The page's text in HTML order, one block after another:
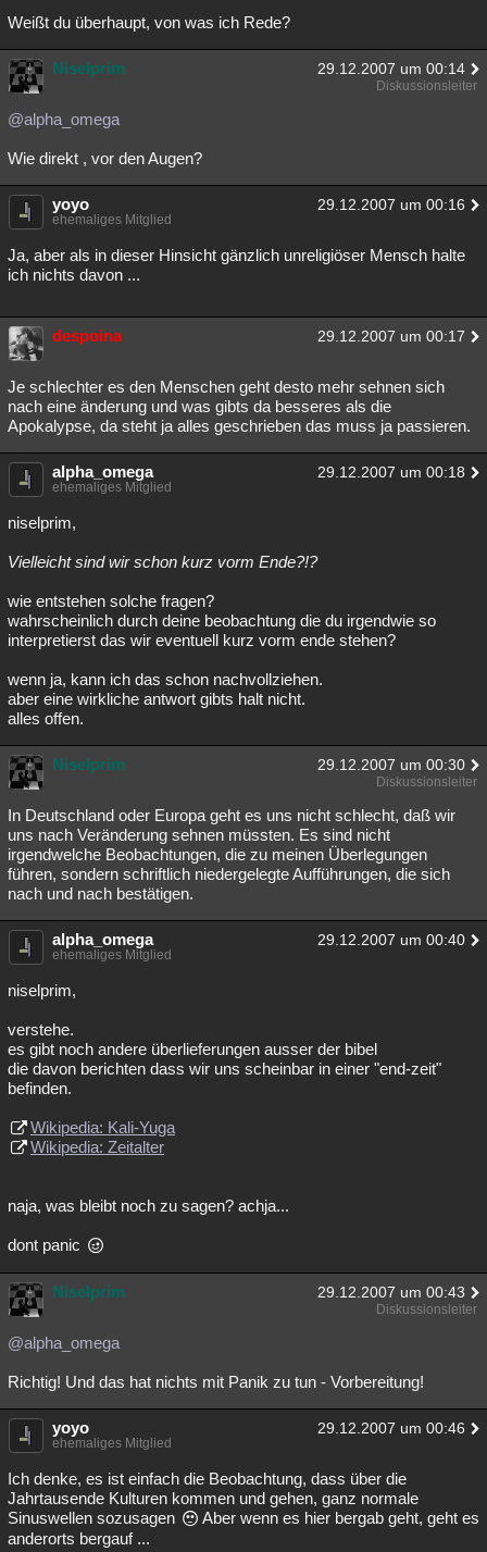
Weißt du überhaupt, von was ich Rede?
Niselprim 29.12.2007 um 00:14
Diskussionsleiter
@alpha_omega
Wie direkt , vor den Augen?
yoyo 29.12.2007 um 00:16
ehemaliges Mitglied
Ja, aber als in dieser Hinsicht gänzlich unreligiöser Mensch halte
ich nichts davon ...
despoina 29.12.2007 um 00:17
Je schlechter es den Menschen geht desto mehr sehnen sich
nach eine änderung und was gibts da besseres als die
Apokalypse, da steht ja alles geschrieben das muss ja passieren.
alpha_omega 29.12.2007 um 00:18
ehemaliges Mitglied
niselprim,
Vielleicht sind wir schon kurz vorm Ende?!?
wie entstehen solche fragen?
wahrscheinlich durch deine beobachtung die du irgendwie so
interpretierst das wir eventuell kurz vorm ende stehen?
wenn ja, kann ich das schon nachvollziehen.
aber eine wirkliche antwort gibts halt nicht.
alles offen.
Niselprim 29.12.2007 um 00:30
Diskussionsleiter
In Deutschland oder Europa geht es uns nicht schlecht, daß wir
uns nach Veränderung sehnen müssten. Es sind nicht
irgendwelche Beobachtungen, die zu meinen Überlegungen
führen, sondern schriftlich niedergelegte Aufführungen, die sich
nach und nach bestätigen.
alpha_omega 29.12.2007 um 00:40
ehemaliges Mitglied
niselprim,
verstehe.
es gibt noch andere überlieferungen ausser der bibel
die davon berichten dass wir uns scheinbar in einer "end-zeit"
befinden.
Wikipedia: Kali-Yuga
Wikipedia: Zeitalter
naja, was bleibt noch zu sagen? achja...
dont panic
Niselprim 29.12.2007 um 00:43
Diskussionsleiter
@alpha_omega
Richtig! Und das hat nichts mit Panik zu tun - Vorbereitung!
yoyo 29.12.2007 um 00:46
ehemaliges Mitglied
Ich denke, es ist einfach die Beobachtung, dass über die
Jahrtausende Kulturen kommen und gehen, ganz normale
Sinuswellen sozusagen
Aber wenn es hier bergab geht, geht es
anderorts bergauf ...